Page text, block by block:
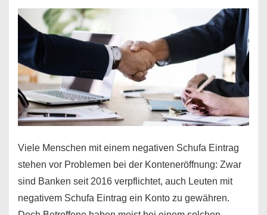
So
funktioniert’s
Viele Menschen mit einem negativen Schufa Eintrag
stehen vor Problemen bei der Konteneröffnung: Zwar
sind Banken seit 2016 verpflichtet, auch Leuten mit
negativem Schufa Eintrag ein Konto zu gewähren.